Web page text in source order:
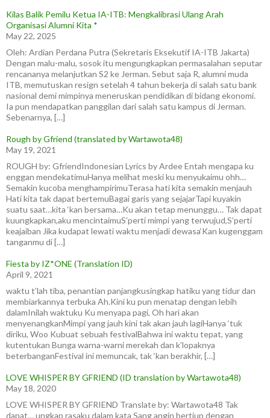
Kilas Balik Pemilu Ketua IA-ITB: Mengkalibrasi Ulang Arah
Organisasi Alumni Kita *
May 22, 2025
Oleh: Ardian Perdana Putra (Sekretaris Eksekutif IA-ITB Jakarta)
Dengan malu-malu, sosok itu mengungkapkan permasalahan seputar
rencananya melanjutkan S2 ke Jerman. Sebut saja R, alumni muda
ITB, memutuskan resign setelah 4 tahun bekerja di salah satu bank
nasional demi mimpinya meneruskan pendidikan di bidang ekonomi.
Ia pun mendapatkan panggilan dari salah satu kampus di Jerman.
Sebenarnya, […]
Rough by Gfriend (translated by Wartawota48)
May 19, 2021
ROUGH by: GfriendIndonesian Lyrics by Ardee Entah mengapa ku
enggan mendekatimuHanya melihat meski ku menyukaimu ohh…
Semakin kucoba menghampirimuTerasa hati kita semakin menjauh
Hati kita tak dapat bertemuBagai garis yang sejajarTapi kuyakin
suatu saat…kita ‘kan bersama…Ku akan tetap menunggu… Tak dapat
kuungkapkan,aku mencintaimuS’perti mimpi yang terwujud,S’perti
keajaiban Jika kudapat lewati waktu menjadi dewasa‘Kan kugenggam
tanganmu di […]
Fiesta by IZ*ONE (Translation ID)
April 9, 2021
waktu t’lah tiba, penantian panjangkusingkap hatiku yang tidur dan
membiarkannya terbuka Ah.Kini ku pun menatap dengan lebih
dalamInilah waktuku Ku menyapa pagi, Oh hari akan
menyenangkanMimpi yang jauh kini tak akan jauh lagiHanya ‘tuk
diriku, Woo Kubuat sebuah festivalBahwa ini waktu tepat, yang
kutentukan Bunga warna-warni merekah dan k’lopaknya
beterbanganFestival ini memuncak, tak ‘kan berakhir, […]
LOVE WHISPER BY GFRIEND (ID translation by Wartawota48)
May 18, 2020
LOVE WHISPER BY GFRIEND Translate by: Wartawota48 Tak
dapat… ungkap rasaku dalam kata Sang angin bertiup dengan